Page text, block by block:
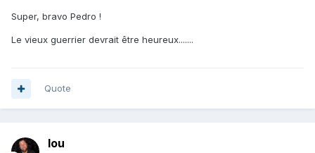
Super, bravo Pedro !
Le vieux guerrier devrait être heureux.......
Quote
lou